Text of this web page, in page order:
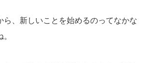
ら、新しいことを始めるのってなかな